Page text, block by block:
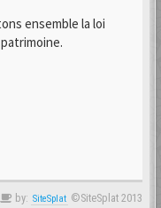
ensemble la loi
by: SiteSplat ©SiteSplat 2013